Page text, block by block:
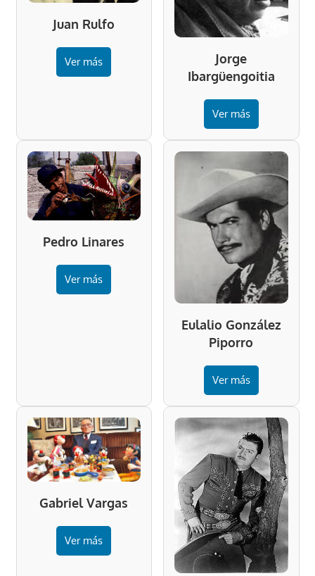
Juan Rulfo
Ver más
Jorge
Ibargüengoitia
Ver más
Pedro Linares
Ver más
Eulalio González
Piporro
Ver más
Gabriel Vargas
Ver más